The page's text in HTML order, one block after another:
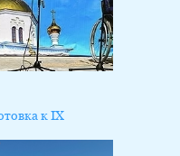
к IX